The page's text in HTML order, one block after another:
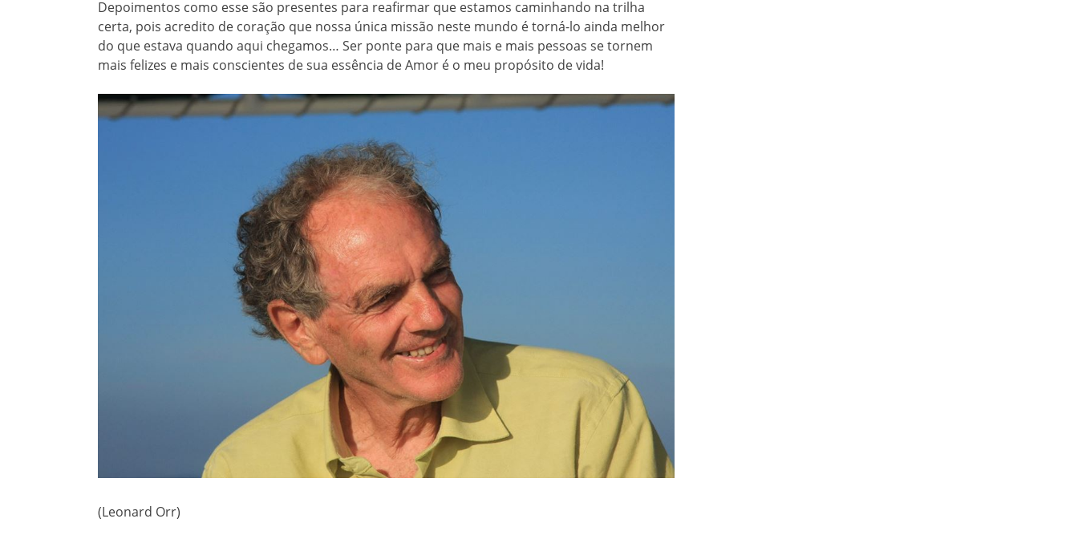
Depoimentos como esse são presentes para reafirmar que estamos caminhando na trilha
certa, pois acredito de coração que nossa única missão neste mundo é torná-lo ainda melhor
do que estava quando aqui chegamos… Ser ponte para que mais e mais pessoas se tornem
mais felizes e mais conscientes de sua essência de Amor é o meu propósito de vida!
(Leonard Orr)